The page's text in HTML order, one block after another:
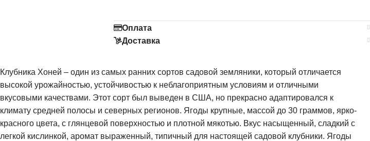
Оплата
Доставка
Клубника Хоней – один из самых ранних сортов садовой земляники, который отличается
высокой урожайностью, устойчивостью к неблагоприятным условиям и отличными
вкусовыми качествами. Этот сорт был выведен в США, но прекрасно адаптировался к
климату средней полосы и северных регионов. Ягоды крупные, массой до 30 граммов, ярко-
красного цвета, с глянцевой поверхностью и плотной мякотью. Вкус насыщенный, сладкий с
легкой кислинкой, аромат выраженный, типичный для настоящей садовой клубники. Ягоды